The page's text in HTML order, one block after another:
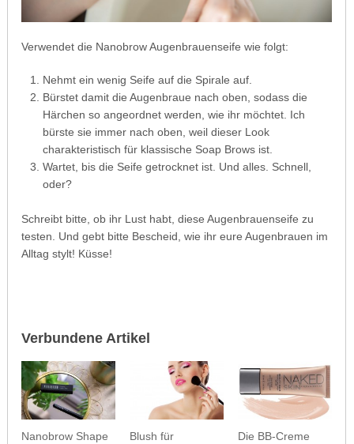
Verwendet die Nanobrow Augenbrauenseife wie folgt:
Nehmt ein wenig Seife auf die Spirale auf.
Bürstet damit die Augenbraue nach oben, sodass die
Härchen so angeordnet werden, wie ihr möchtet. Ich
bürste sie immer nach oben, weil dieser Look
charakteristisch für klassische Soap Brows ist.
Wartet, bis die Seife getrocknet ist. Und alles. Schnell,
oder?
Schreibt bitte, ob ihr Lust habt, diese Augenbrauenseife zu
testen. Und gebt bitte Bescheid, wie ihr eure Augenbrauen im
Alltag stylt! Küsse!
Verbundene Artikel
Nanobrow Shape
Blush für
Die BB-Creme